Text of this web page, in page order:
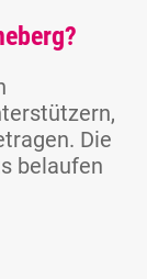
Die
belaufen